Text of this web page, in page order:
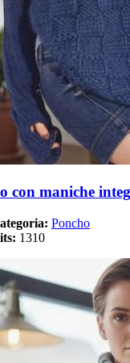
con maniche
Poncho
1310